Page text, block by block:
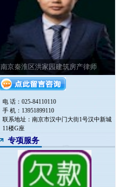
南京秦淮区洪家园建筑房产律师
电 话：025-84110110
手 机：13951899110
联系地址：南京市汉中门大街1号汉中新城
11楼G座
专项服务